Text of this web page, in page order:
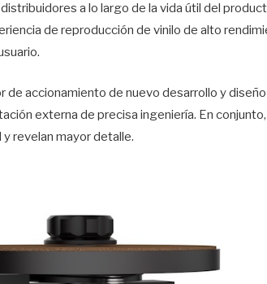
a lo largo de la vida útil del
de reproducción de vinilo de alto
de accionamiento de nuevo desarrollo y
externa de precisa ingeniería. En
revelan mayor detalle.